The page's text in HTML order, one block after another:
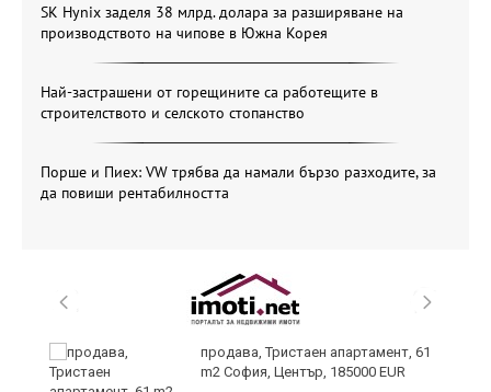
SK Hynix заделя 38 млрд. долара за разширяване на
производството на чипове в Южна Корея
Най-застрашени от горещините са работещите в
строителството и селското стопанство
Порше и Пиех: VW трябва да намали бързо разходите, за
да повиши рентабилността
продава, Тристаен апартамент, 61
m2 София, Център, 185000 EUR